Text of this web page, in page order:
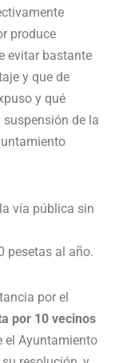
produce
evitar bastante
y que de
y qué
suspensión de la
vía pública sin
pesetas al año.
por el
por 10 vecinos
el Ayuntamiento